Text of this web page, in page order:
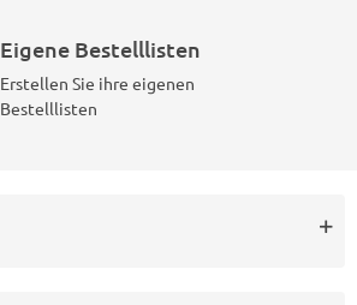
Eigene Bestelllisten
Erstellen Sie ihre eigenen
Bestelllisten